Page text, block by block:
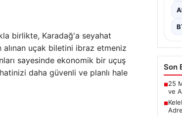
birlikte, Karadağ'a seyahat
alınan uçak biletini ibraz etmeniz
sayesinde ekonomik bir uçuş
daha güvenli ve planlı hale
Son
■25
ve
■